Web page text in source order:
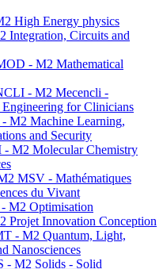
High Energy physics
Integration, Circuits and
- M2 Mathematical
- M2 Mecencli -
for Clinicians
M2 Machine Learning,
and Security
M2 Molecular Chemistry
MSV - Mathématiques
du Vivant
M2 Optimisation
Projet Innovation Conception
- M2 Quantum, Light,
Nanosciences
- M2 Solids - Solid